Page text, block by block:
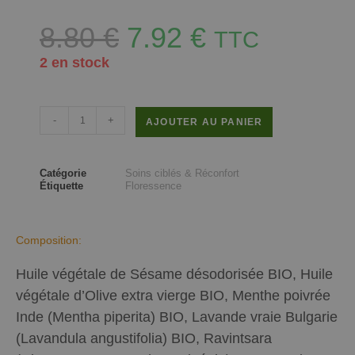
8.80€ 7.92 € TTC
2 en stock
- + AJOUTER AU PANIER
Catégorie
Soins ciblés & Réconfort
Étiquette
Floressence
Composition:
Huile végétale de Sésame désodorisée BIO, Huile
végétale d’Olive extra vierge BIO, Menthe poivrée
Inde (Mentha piperita) BIO, Lavande vraie Bulgarie
(Lavandula angustifolia) BIO, Ravintsara